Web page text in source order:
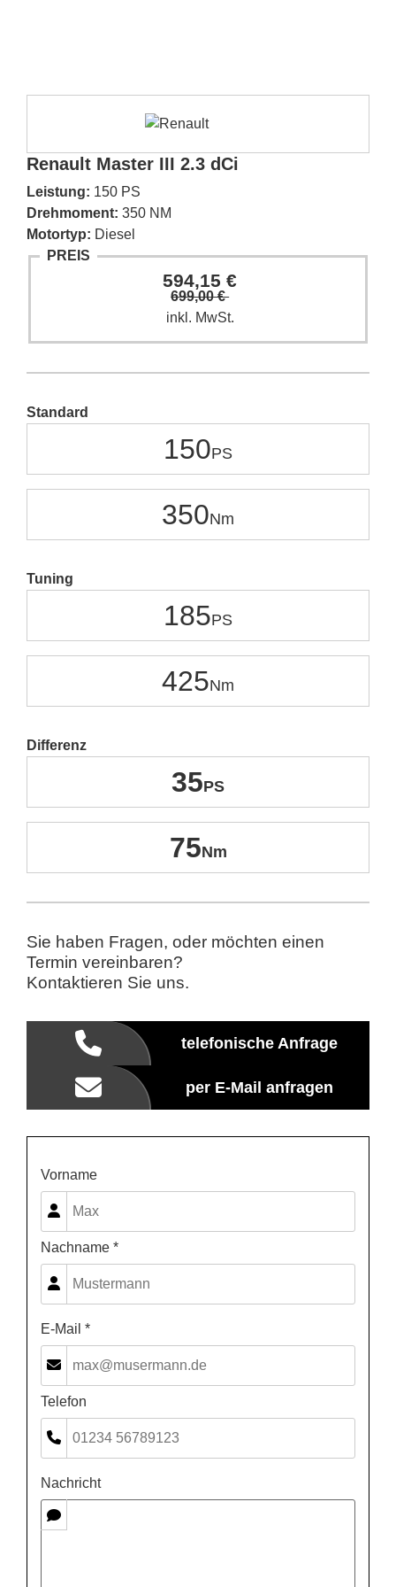
Renault Master III 2.3 dCi
Leistung: 150 PS
Drehmoment: 350 NM
Motortyp: Diesel
PREIS
594,15 €
699,00 €
inkl. MwSt.
Standard
150
350
Tuning
185
425
Differenz
35
75
Sie haben Fragen, oder möchten einen
Termin vereinbaren?
Kontaktieren Sie uns.
telefonische Anfrage
per E-Mail anfragen
Vorname
Nachname *
E-Mail *
Telefon
Nachricht